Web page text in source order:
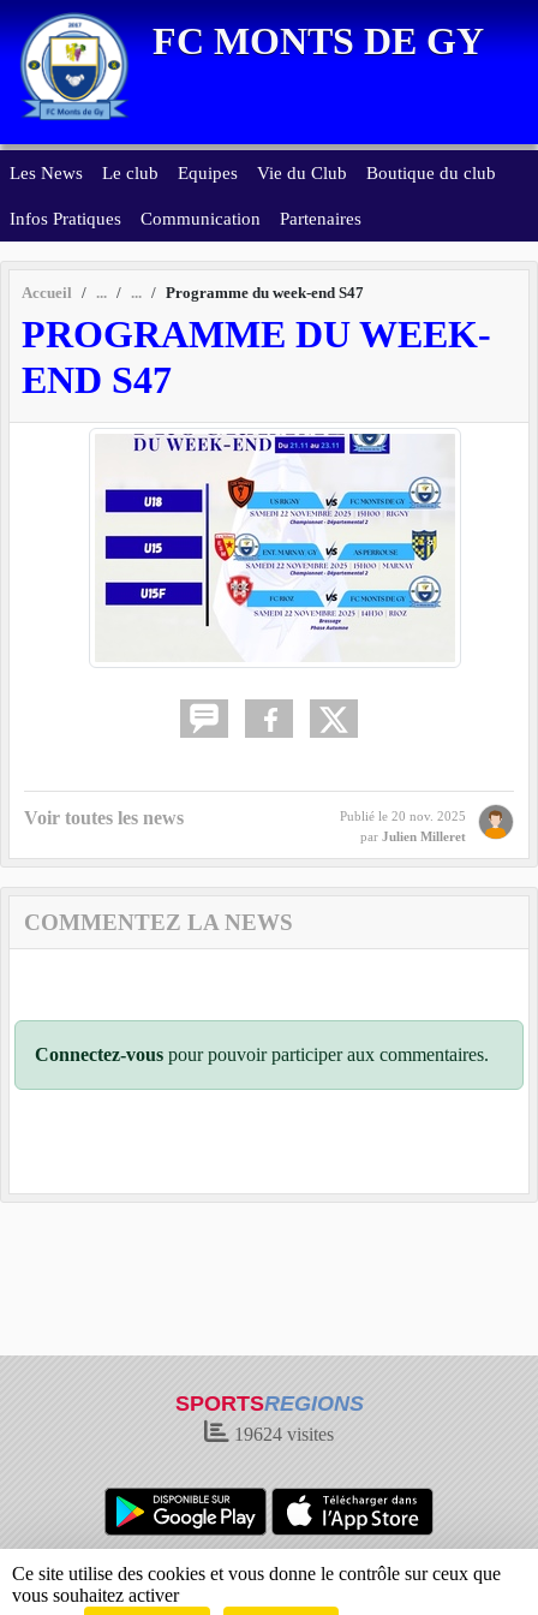
FC MONTS DE GY
Les News Le club Equipes Vie du Club Boutique du club
Infos Pratiques Communication Partenaires
Accueil Programme du week-end S47
PROGRAMME DU WEEK-
END S47
Voir toutes les news Publié le 20 nov. 2025
par Julien Milleret
COMMENTEZ LA NEWS
Connectez-vous pour pouvoir participer aux commentaires.
SPORTSREGIONS
19624 visites
Charte cookies
Gestion des cookies
Informations légales
Panneau de gestion des cookies
Ce site utilise des cookies et vous donne le contrôle sur ceux que
vous souhaitez activer